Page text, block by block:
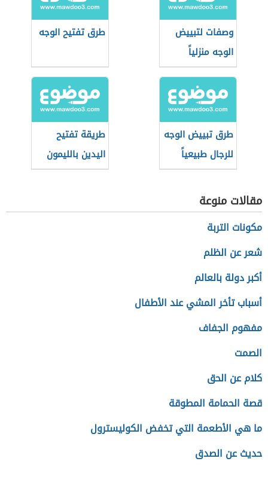
وصفات لتبييض
الوجه منزلياً
طرق تفتيح الوجه
طرق تبييض الوجه
للرجال طبيعياً
بالمنزل بسرعة
طريقة تفتيح
اليدين بالليمون
مقالات منوعة
مكونات التربة
شعر عن الظلم
أكبر دولة بالعالم
أسباب تأخر المشي عند الأطفال
مفهوم الجفاف
الصمت
كلام عن الحق
قصة الحمامة المطوقة
ما هي الأطعمة التي تخفض الكوليسترول
حديث عن الصدق